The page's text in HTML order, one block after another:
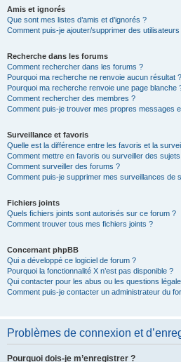
Amis et ignorés
Que sont mes listes d’amis et d’ignorés ?
Comment puis-je ajouter/supprimer des utilisateurs
Recherche dans les forums
Comment rechercher dans les forums ?
Pourquoi ma recherche ne renvoie aucun résultat ?
Pourquoi ma recherche renvoie une page blanche
Comment rechercher des membres ?
Comment puis-je trouver mes propres messages
Surveillance et favoris
Quelle est la différence entre les favoris et la
Comment mettre en favoris ou surveiller des
Comment surveiller des forums ?
Comment puis-je supprimer mes surveillances de
Fichiers joints
Quels fichiers joints sont autorisés sur ce forum ?
Comment trouver tous mes fichiers joints ?
Concernant phpBB
Qui a développé ce logiciel de forum ?
Pourquoi la fonctionnalité X n’est pas disponible ?
Qui contacter pour les abus ou les questions
Comment puis-je contacter un administrateur du
Problèmes de connexion et
Pourquoi dois-je m’enregistrer ?